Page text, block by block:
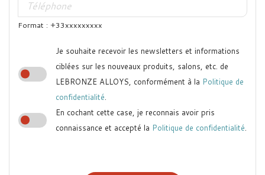
Format : +33xxxxxxxxx
Je souhaite recevoir les newsletters et informations
ciblées sur les nouveaux produits, salons, etc. de
LEBRONZE ALLOYS, conformément à la Politique de
confidentialité.
En cochant cette case, je reconnais avoir pris
connaissance et accepté la Politique de confidentialité.